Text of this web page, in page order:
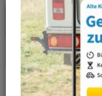
Plugins
News-Liste
News-Detail